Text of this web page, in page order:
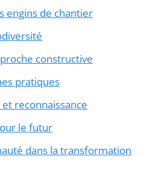
engins de chantier
constructive
pratiques
reconnaissance
le futur
dans la transformation